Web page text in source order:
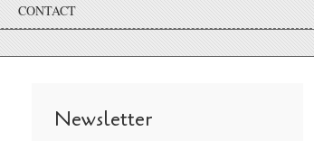
CONTACT
Newsletter